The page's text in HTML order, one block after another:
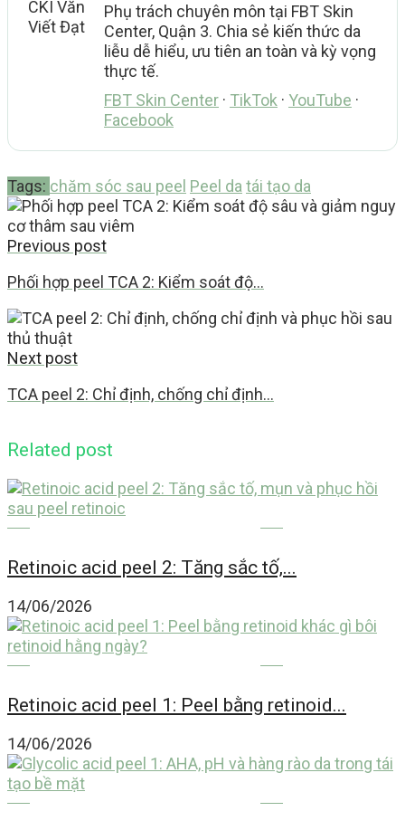
Phụ trách chuyên môn tại FBT Skin
Center, Quận 3. Chia sẻ kiến thức da
liễu dễ hiểu, ưu tiên an toàn và kỳ vọng
thực tế.
FBT Skin Center · TikTok · YouTube ·
Facebook
Tags: chăm sóc sau peel Peel da tái tạo da
Previous post
Phối hợp peel TCA 2: Kiểm soát độ…
Next post
TCA peel 2: Chỉ định, chống chỉ định…
Related post
Retinoic acid peel 2: Tăng sắc tố,...
14/06/2026
Retinoic acid peel 1: Peel bằng retinoid...
14/06/2026